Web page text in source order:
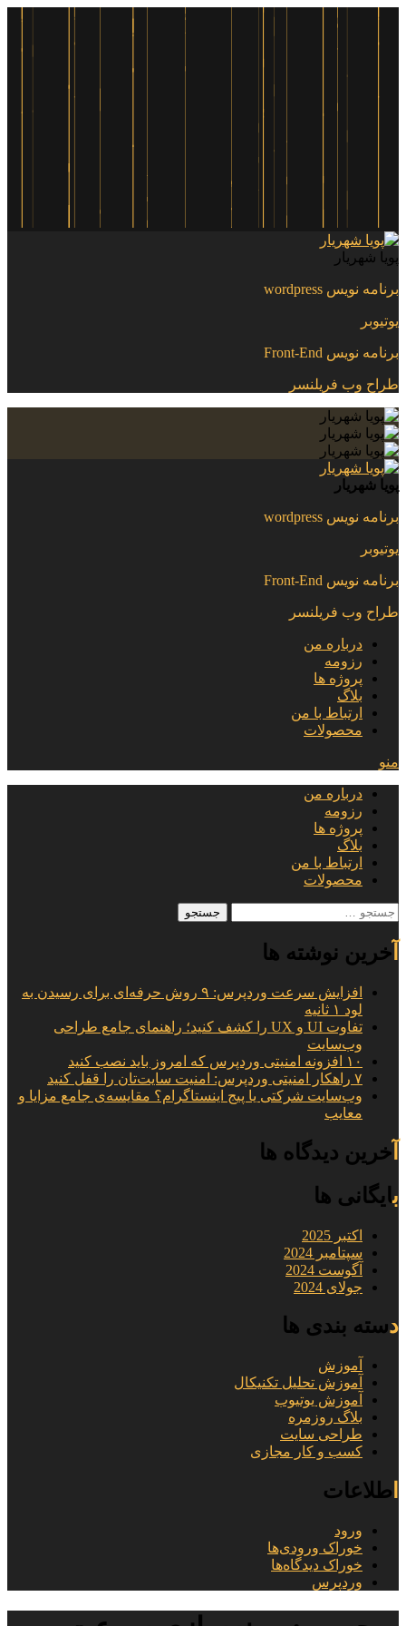
پویا شهریار
برنامه نویس wordpress
یوتیوبر
برنامه نویس Front-End
طراح وب فریلنسر
پویا شهریار
برنامه نویس wordpress
یوتیوبر
برنامه نویس Front-End
طراح وب فریلنسر
درباره من
رزومه
پروژه ها
بلاگ
ارتباط با من
محصولات
منو
درباره من
رزومه
پروژه ها
بلاگ
ارتباط با من
محصولات
جستجو
آخرین نوشته ها
افزایش سرعت وردپرس: ۹ روش حرفه‌ای برای رسیدن به
لود ۱ ثانیه
تفاوت UI و UX را کشف کنید؛ راهنمای جامع طراحی
وب‌سایت
۱۰ افزونه امنیتی وردپرس که امروز باید نصب کنید
۷ راهکار امنیتی وردپرس: امنیت سایت‌تان را قفل کنید
وب‌سایت شرکتی یا پیج اینستاگرام؟ مقایسه‌ی جامع مزایا و
معایب
آخرین دیدگاه ها
بایگانی ها
اکتبر 2025
سپتامبر 2024
آگوست 2024
جولای 2024
دسته بندی ها
آموزش
آموزش تحلیل تکنیکال
آموزش یوتیوب
بلاگ روزمره
طراحی سایت
کسب و کار مجازی
اطلاعات
ورود
خوراک ورودی‌ها
خوراک دیدگاه‌ها
وردپرس